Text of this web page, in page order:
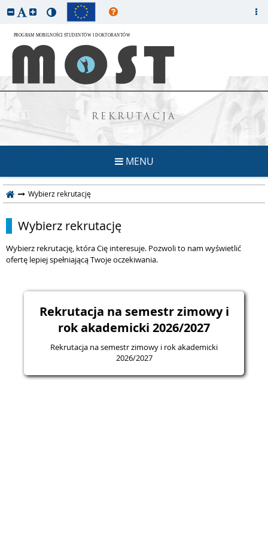
REKRUTACJA
MENU
Wybierz rekrutację
Wybierz rekrutację
Wybierz rekrutację, która Cię interesuje. Pozwoli to nam wyświetlić
ofertę lepiej spełniającą Twoje oczekiwania.
Rekrutacja na semestr zimowy i
rok akademicki 2026/2027
Rekrutacja na semestr zimowy i rok akademicki
2026/2027